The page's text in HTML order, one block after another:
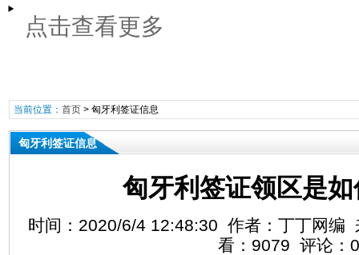
点击查看更多
当前位置： 首页> 匈牙利签证信息
匈牙利签证信息
匈牙利签证领区是
时间：2020/6/4 12:48:30 作者：丁丁网编
看：9079 评论：0